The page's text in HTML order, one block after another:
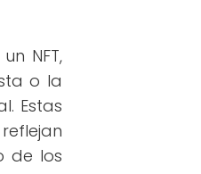
NFT,
o la
Estas
de los